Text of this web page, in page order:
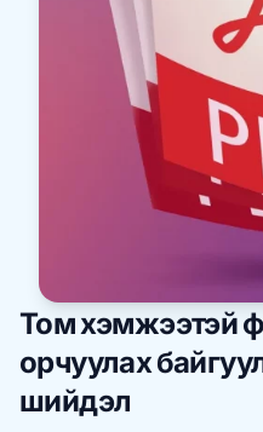
Том хэмжээтэй
орчуулах
шийдэл